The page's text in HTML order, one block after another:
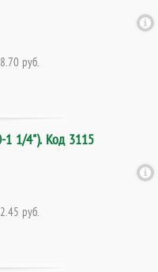
руб.
1 1/4"). Код 3115
руб.